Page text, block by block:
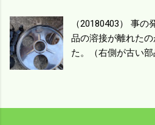
めるほど忙しい。
いう。 実感として
な年はくず米が多い
と8月の酷暑、あ
（20180403） 事
品の溶接が離れた
た。（右側が古い部
下を調整するシャ
は全く使えなくな